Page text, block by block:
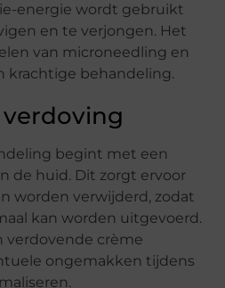
energie wordt gebruikt
en te verjongen. Het
van microneedling en
krachtige behandeling.
begint met een
de huid. Dit zorgt ervoor
worden verwijderd, zodat
kan worden uitgevoerd.
verdovende crème
ongemakken tijdens